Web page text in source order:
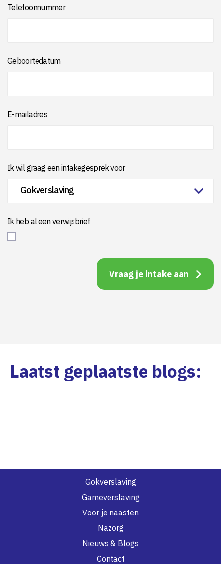
Telefoonnummer
Geboortedatum
E-mailadres
Ik wil graag een intakegesprek voor
Ik heb al een verwijsbrief
Laatst geplaatste blogs:
Gokverslaving
Gameverslaving
Voor je naasten
Nazorg
Nieuws & Blogs
Contact